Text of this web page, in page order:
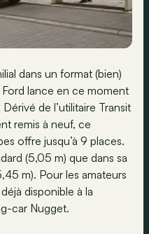
dans un format (bien)
lance en ce moment
de l’utilitaire Transit
remis à neuf, ce
offre jusqu’à 9 places.
(5,05 m) que dans sa
m). Pour les amateurs
disponible à la
car Nugget.